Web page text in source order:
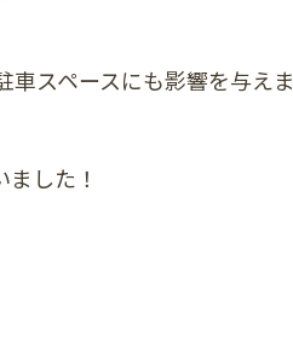
スペースにも影響を与えま
した！